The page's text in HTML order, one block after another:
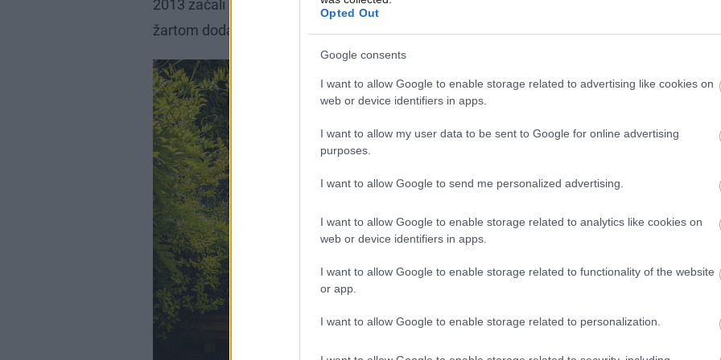
Opted Out
Google consents
I want to allow Google to enable storage related to advertising like cookies on
web or device identifiers in apps.
I want to allow my user data to be sent to Google for online advertising
purposes.
I want to allow Google to send me personalized advertising.
I want to allow Google to enable storage related to analytics like cookies on
web or device identifiers in apps.
I want to allow Google to enable storage related to functionality of the website
or app.
I want to allow Google to enable storage related to personalization.
2013 začali stavať a v septembri sa štvorčlenná rodina sťahovala. Ako
žartom dodáva Ľuboš, daroval si dom k päťdesiatke.{R1}